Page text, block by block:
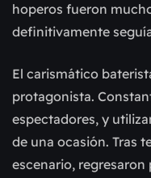
hoperos fueron
definitivamente
El carismático
protagonista.
espectadores, y
de una ocasión. Tras
escenario, regresaron